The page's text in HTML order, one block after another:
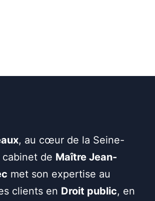
, au cœur de la Seine-
de Maître Jean-
met son expertise au
clients en Droit public, en